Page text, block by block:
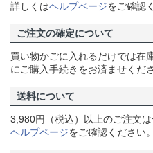
詳しくはヘルプページをご確認
ご注文の確定について
買い物かごに入れるだけでは在
にご購入手続きをお済ませくださ
送料について
3,980円（税込）以上のご注文
ヘルプページをご確認ください。